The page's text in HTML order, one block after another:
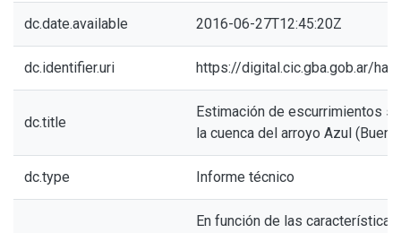
dc.date.available 2016-06-27T12:45:20Z
dc.identifier.uri https://digital.cic.gba.gob.ar/
dc.title
Estimación de escurrimientos
la cuenca del arroyo Azul
dc.type Informe técnico
En función de las